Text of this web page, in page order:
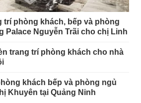
trí phòng khách, bếp và phòng
Palace Nguyễn Trãi cho chị Linh
trang trí phòng khách cho nhà
khách bếp và phòng ngủ
Khuyên tại Quảng Ninh